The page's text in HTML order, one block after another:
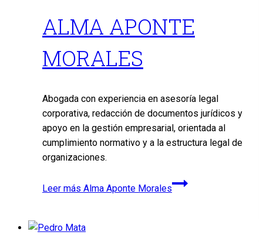
ALMA APONTE
MORALES
Abogada con experiencia en asesoría legal
corporativa, redacción de documentos jurídicos y
apoyo en la gestión empresarial, orientada al
cumplimiento normativo y a la estructura legal de
organizaciones.
Leer más Alma Aponte Morales